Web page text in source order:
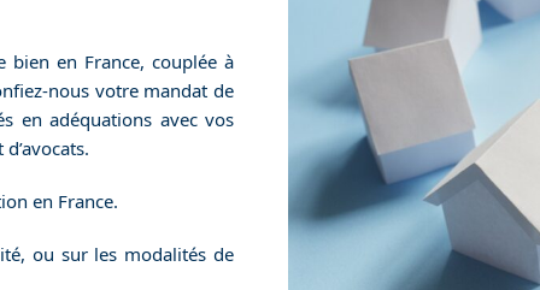
bien en France, couplée à
nous votre mandat de
en adéquations avec vos
en France.
ou sur les modalités de